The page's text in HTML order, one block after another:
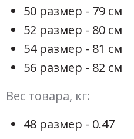
50 размер - 79 см
52 размер - 80 см
54 размер - 81 см
56 размер - 82 см
Вес товара, кг:
48 размер - 0.47